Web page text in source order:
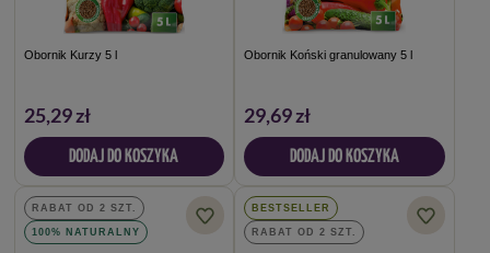
Obornik Kurzy 5 l
25,29 zł
DODAJ DO KOSZYKA
Obornik Koński granulowany 5 l
29,69 zł
DODAJ DO KOSZYKA
RABAT OD 2 SZT.
100% NATURALNY
BESTSELLER
RABAT OD 2 SZT.